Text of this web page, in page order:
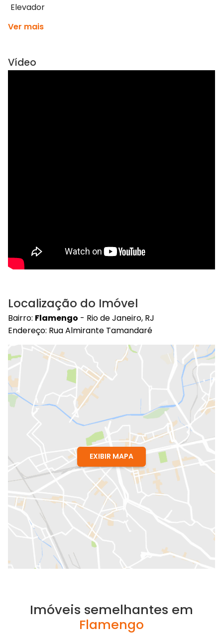
Elevador
Ver mais
Vídeo
Localização do Imóvel
Bairro: Flamengo - Rio de Janeiro, RJ
Endereço: Rua Almirante Tamandaré
EXIBIR MAPA
Imóveis semelhantes em
Flamengo